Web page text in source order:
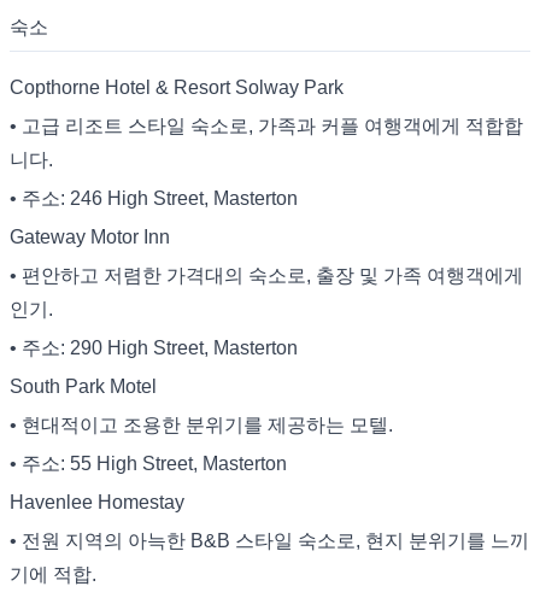
숙소
Copthorne Hotel & Resort Solway Park
• 고급 리조트 스타일 숙소로, 가족과 커플 여행객에게 적합합
니다.
• 주소: 246 High Street, Masterton
Gateway Motor Inn
• 편안하고 저렴한 가격대의 숙소로, 출장 및 가족 여행객에게
인기.
• 주소: 290 High Street, Masterton
South Park Motel
• 현대적이고 조용한 분위기를 제공하는 모텔.
• 주소: 55 High Street, Masterton
Havenlee Homestay
• 전원 지역의 아늑한 B&B 스타일 숙소로, 현지 분위기를 느끼
기에 적합.